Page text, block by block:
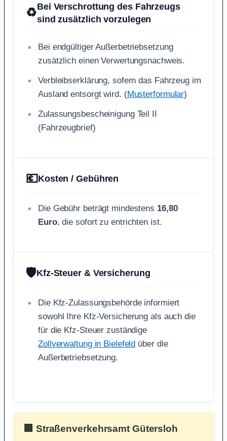
♻️Bei Verschrottung des Fahrzeugs
sind zusätzlich vorzulegen
Bei endgültiger Außerbetriebsetzung
zusätzlich einen Verwertungsnachweis.
Verbleibserklärung, sofern das Fahrzeug im
Ausland entsorgt wird. (Musterformular)
Zulassungsbescheinigung Teil II
(Fahrzeugbrief)
💶Kosten / Gebühren
Die Gebühr beträgt mindestens 16,80
Euro, die sofort zu entrichten ist.
🛡️Kfz-Steuer & Versicherung
Die Kfz-Zulassungsbehörde informiert
sowohl Ihre Kfz-Versicherung als auch die
für die Kfz-Steuer zuständige
Zollverwaltung in Bielefeld über die
Außerbetriebsetzung.
🏢 Straßenverkehrsamt Gütersloh